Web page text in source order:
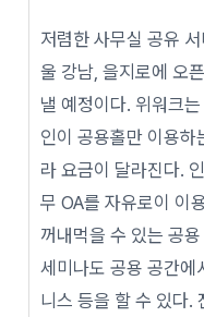
저렴한 사무실 공유
울 강남, 을지로에 오
낼 예정이다. 위워크
인이 공용홀만 이용
라 요금이 달라진다.
무 OA를 자유로이 이
꺼내먹을 수 있는 공
세미나도 공용 공간에
니스 등을 할 수 있다.